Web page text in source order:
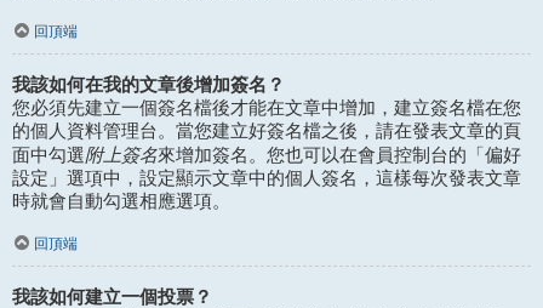
回頂端
我該如何在我的文章後增加簽名？
您必須先建立一個簽名檔後才能在文章中增加，建立簽名檔在您
的個人資料管理台。當您建立好簽名檔之後，請在發表文章的頁
面中勾選附上簽名來增加簽名。您也可以在會員控制台的「偏好
設定」選項中，設定顯示文章中的個人簽名，這樣每次發表文章
時就會自動勾選相應選項。
回頂端
我該如何建立一個投票？